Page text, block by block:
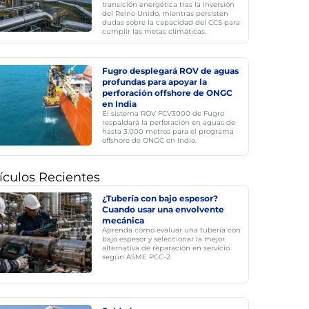
transición energética tras la inversión
del Reino Unido, mientras persisten
dudas sobre la capacidad del CCS para
cumplir las metas climáticas.
Fugro desplegará ROV de aguas
profundas para apoyar la
perforación offshore de ONGC
en India
El sistema ROV FCV3000 de Fugro
respaldará la perforación en aguas de
hasta 3.000 metros para el programa
offshore de ONGC en India.
Recientes
¿Tubería con bajo espesor?
Cuando usar una envolvente
mecánica
Aprenda cómo evaluar una tubería con
bajo espesor y seleccionar la mejor
alternativa de reparación en servicio
según ASME PCC-2.